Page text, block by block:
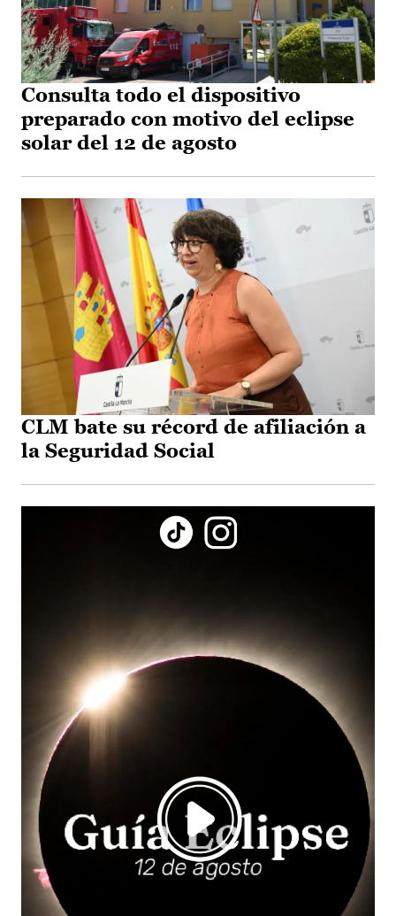
Consulta todo el dispositivo
preparado con motivo del eclipse
solar del 12 de agosto
CLM bate su récord de afiliación a
la Seguridad Social